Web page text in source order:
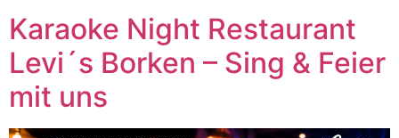
Karaoke Night Restaurant
Levi´s Borken – Sing & Feier
mit uns